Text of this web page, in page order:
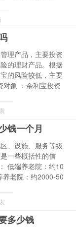
理产品，主要投资
的理财产品。根据
的风险较低，主要
对象 ：余利宝投资
钱一个月
、设施、服务等级
一些概括性的信
低端养老院：约10
老院：约2000-50
多少钱